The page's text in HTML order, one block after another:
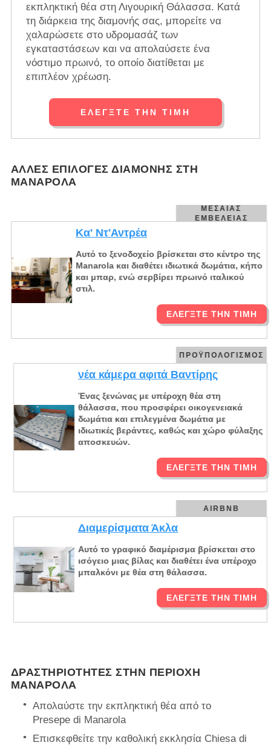
εκπληκτική θέα στη Λιγουρική Θάλασσα. Κατά
τη διάρκεια της διαμονής σας, μπορείτε να
χαλαρώσετε στο υδρομασάζ των
εγκαταστάσεων και να απολαύσετε ένα
νόστιμο πρωινό, το οποίο διατίθεται με
επιπλέον χρέωση.
ΕΛΈΓΞΤΕ ΤΗΝ ΤΙΜΉ
ΆΛΛΕΣ ΕΠΙΛΟΓΈΣ ΔΙΑΜΟΝΉΣ ΣΤΗ
ΜΑΝΑΡΌΛΑ
ΜΕΣΑΊΑΣ
ΕΜΒΈΛΕΙΑΣ
Κα' Ντ'Αντρέα
Αυτό το ξενοδοχείο βρίσκεται στο κέντρο της
Manarola και διαθέτει ιδιωτικά δωμάτια, κήπο
και μπαρ, ενώ σερβίρει πρωινό ιταλικού
στιλ.
ΕΛΈΓΞΤΕ ΤΗΝ ΤΙΜΉ
ΠΡΟΫΠΟΛΟΓΙΣΜΌΣ
νέα κάμερα αφιτά Βαντίρης
Ένας ξενώνας με υπέροχη θέα στη
θάλασσα, που προσφέρει οικογενειακά
δωμάτια και επιλεγμένα δωμάτια με
ιδιωτικές βεράντες, καθώς και χώρο φύλαξης
αποσκευών.
ΕΛΈΓΞΤΕ ΤΗΝ ΤΙΜΉ
AIRBNB
Διαμερίσματα Άκλα
Αυτό το γραφικό διαμέρισμα βρίσκεται στο
ισόγειο μιας βίλας και διαθέτει ένα υπέροχο
μπαλκόνι με θέα στη θάλασσα.
ΕΛΈΓΞΤΕ ΤΗΝ ΤΙΜΉ
ΔΡΑΣΤΗΡΙΌΤΗΤΕΣ ΣΤΗΝ ΠΕΡΙΟΧΉ
ΜΑΝΑΡΌΛΑ
Απολαύστε την εκπληκτική θέα από το
Presepe di Manarola
Επισκεφθείτε την καθολική εκκλησία Chiesa di